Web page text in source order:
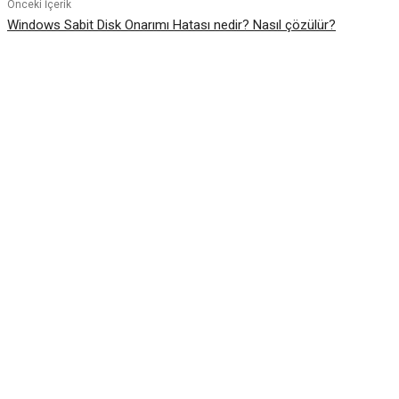
Önceki İçerik
Windows Sabit Disk Onarımı Hatası nedir? Nasıl çözülür?